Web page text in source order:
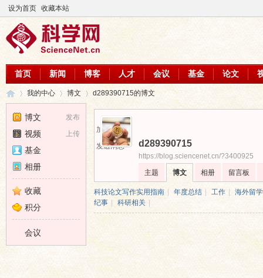
设为首页 收藏本站
首页 新闻 博客 人才 会议 基金 论文
›
我的中心 博文 d289390715的博文
加为好友
发送消息
d289390715
https://blog.sciencenet.cn/?3400925
主题
博文 相册 留言板
科技论文写作实用指南 年度总结 工作
海外留学
纪事
科研相关
发布
博文
上传
视频
基金
相册
收藏
积分
会议